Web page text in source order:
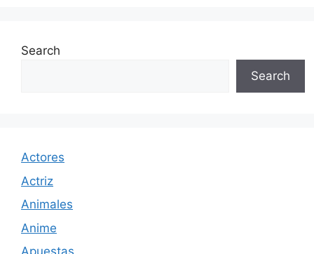
Search
Search
Actores
Actriz
Animales
Anime